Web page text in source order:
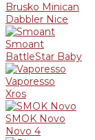
Brusko Minican
Dabbler Nice
Smoant
BattleStar Baby
Vaporesso
Xros
SMOK Novo
Novo 4